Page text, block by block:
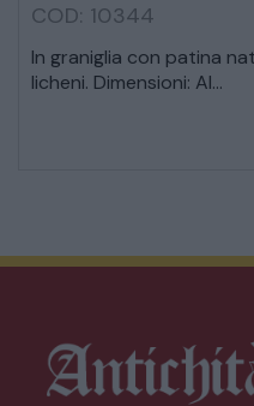
COD: 10344
In graniglia con patina
licheni. Dimensioni: Al...